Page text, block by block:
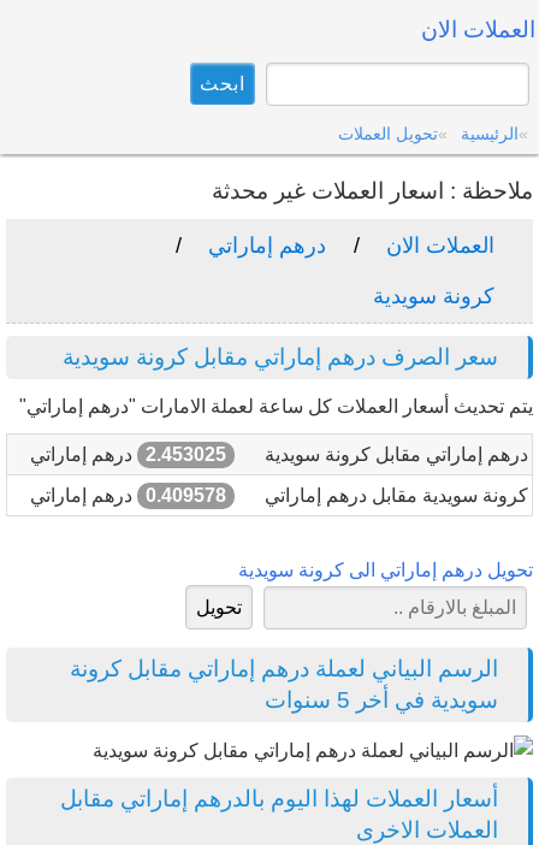
العملات الان
الرئيسية تحويل العملات
ملاحظة : اسعار العملات غير محدثة
العملات الان درهم إماراتي
كرونة سويدية
سعر الصرف درهم إماراتي مقابل كرونة سويدية
يتم تحديث أسعار العملات كل ساعة لعملة الامارات "درهم إماراتي"
درهم إماراتي مقابل كرونة سويدية 2.453025
درهم إماراتي
كرونة سويدية مقابل درهم إماراتي
0.409578 درهم إماراتي
تحويل درهم إماراتي الى كرونة سويدية
الرسم البياني لعملة درهم إماراتي مقابل كرونة
سويدية في أخر 5 سنوات
أسعار العملات لهذا اليوم بالدرهم إماراتي مقابل
العملات الاخرى